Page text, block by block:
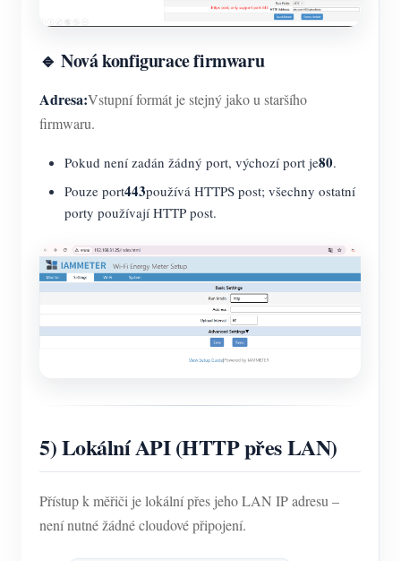
🔹 Nová konfigurace firmwaru
Adresa:Vstupní formát je stejný jako u staršího
firmwaru.
Pokud není zadán žádný port, výchozí port je80.
Pouze port443používá HTTPS post; všechny ostatní
porty používají HTTP post.
5) Lokální API (HTTP přes LAN)
Přístup k měřiči je lokální přes jeho LAN IP adresu –
není nutné žádné cloudové připojení.